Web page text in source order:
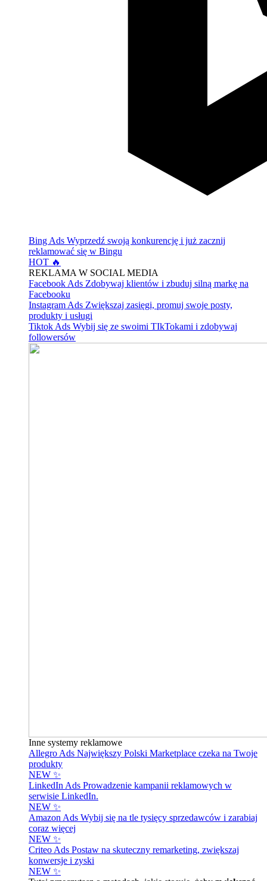
Bing Ads Wyprzedź swoją konkurencję i już zacznij
reklamować się w Bingu
HOT 🔥
REKLAMA W SOCIAL MEDIA
Facebook Ads Zdobywaj klientów i zbuduj silną markę na
Facebooku
Instagram Ads Zwiększaj zasięgi, promuj swoje posty,
produkty i usługi
Tiktok Ads Wybij się ze swoimi TIkTokami i zdobywaj
followersów
Inne systemy reklamowe
Allegro Ads Największy Polski Marketplace czeka na Twoje
produkty
NEW ✨
LinkedIn Ads Prowadzenie kampanii reklamowych w
serwisie LinkedIn.
NEW ✨
Amazon Ads Wybij się na tle tysięcy sprzedawców i zarabiaj
coraz więcej
NEW ✨
Criteo Ads Postaw na skuteczny remarketing, zwiększaj
konwersje i zyski
NEW ✨